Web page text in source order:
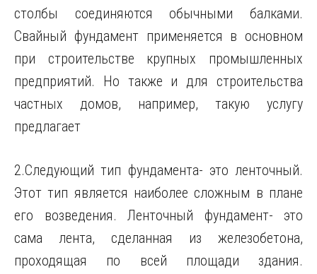
столбы соединяются обычными балками.
Свайный фундамент применяется в основном
при строительстве крупных промышленных
предприятий. Но также и для строительства
частных домов, например, такую услугу
предлагает
2.Следующий тип фундамента- это ленточный.
Этот тип является наиболее сложным в плане
его возведения. Ленточный фундамент- это
сама лента, сделанная из железобетона,
проходящая по всей площади здания.